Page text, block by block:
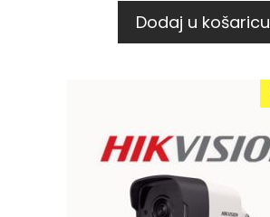
Dodaj u košaricu